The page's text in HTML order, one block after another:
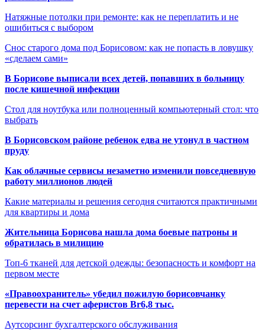
Натяжные потолки при ремонте: как не переплатить и не
ошибиться с выбором
Снос старого дома под Борисовом: как не попасть в ловушку
«сделаем сами»
В Борисове выписали всех детей, попавших в больницу
после кишечной инфекции
Стол для ноутбука или полноценный компьютерный стол: что
выбрать
В Борисовском районе ребенок едва не утонул в частном
пруду
Как облачные сервисы незаметно изменили повседневную
работу миллионов людей
Какие материалы и решения сегодня считаются практичными
для квартиры и дома
Жительница Борисова нашла дома боевые патроны и
обратилась в милицию
Топ-6 тканей для детской одежды: безопасность и комфорт на
первом месте
«Правоохранитель» убедил пожилую борисовчанку
перевести на счет аферистов Br6,8 тыс.
Аутсорсинг бухгалтерского обслуживания